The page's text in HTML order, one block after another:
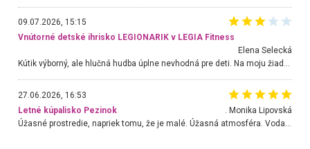
09.07.2026, 15:15
Vnútorné detské ihrisko LEGIONARIK v LEGIA Fitness
Elena Selecká
Kútik výborný, ale hlučná hudba úplne nevhodná pre deti. Na moju žiadosť o aspoň sušenie nereagovali.
27.06.2026, 16:53
Letné kúpalisko Pezinok
. Monika Lipovská
Úžasné prostredie, napriek tomu, že je malé. Úžasná atmosféra. Voda fantastická a nádherná. Ľudí je pomerne veľa, ale su mili a ohľaduplní. Je veľmi zaujímavé sledovať, ako dokážu spolu športovať cudzí ľudia a bez ohľadu na vek. Vládne tu pohoda. Vnuka neviem dostať z vody. Ďakujem za krásny deň . Urcite sa sem vrátim. Jediný problém je s parkovaním, ale aj ten sa mi podarilo vyriešiť. Monika Bratislava